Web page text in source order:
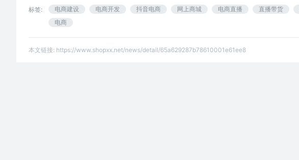
标签: 电商建设 电商开发 抖音电商 网上商城 电商直播 直播带货
电商
本文链接: https://www.shopxx.net/news/detail/65a629287b78610001e61ee8